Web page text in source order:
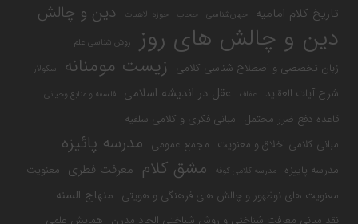
تاریخ کلام امامیه جهان‌شناسی حجاب حوزه الاهیات دین و چالش
دین و چالش های روز روش شناسی علم
زبان تخصصی و اصطلاح شناسی کلامی زیست مومنانه سکولار
شرح آیات العقاید عفاف عقل در اندیشه اسلامی فلسفه و منابع وحیانی
قاعده دفع ضرر محتمل مبانی فکری و کلامی سلفیه
مبانی کلامی اخلاق و معنویت مجمع عمومی مدرسه پائیزه
مدرسه پاییزه مدرسه کلامی کوفه مشق کلام معرفت فطری معنویت
معنویت های نوظهور و چالش های فرهنگی و هویتی منهاج السنه